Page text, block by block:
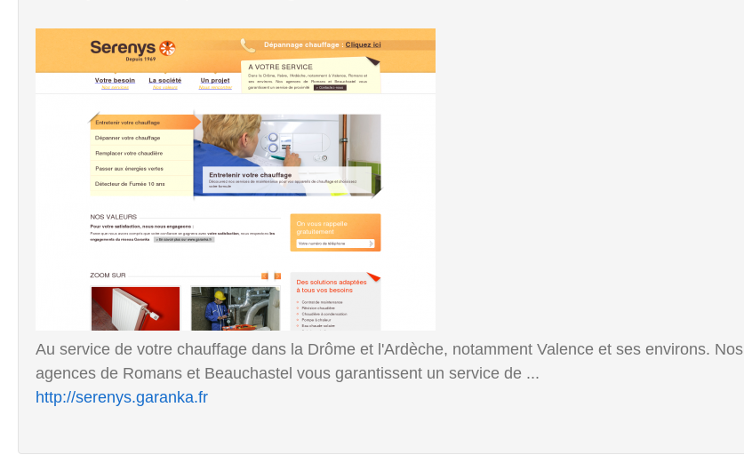
Au service de votre chauffage dans la Drôme et l'Ardèche, notamment Valence et ses environs. Nos
agences de Romans et Beauchastel vous garantissent un service de ...
http://serenys.garanka.fr